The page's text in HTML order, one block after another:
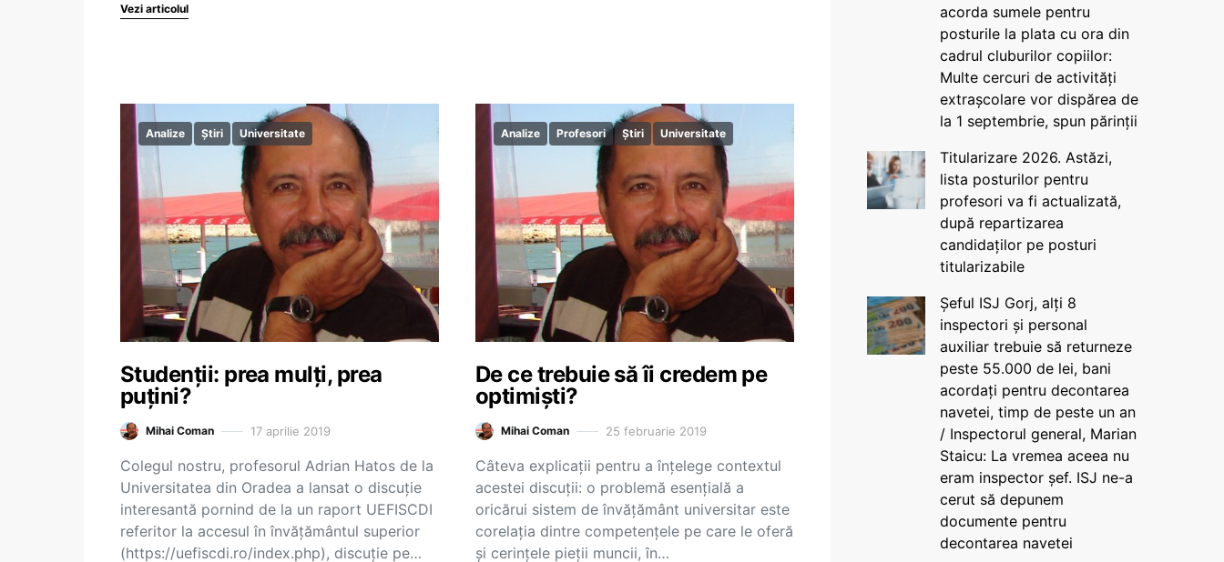
Vezi articolul
Analize Știri Universitate
Studenții: prea mulți, prea
puțini?
Mihai Coman 17 aprilie 2019
Colegul nostru, profesorul Adrian Hatos de la
Universitatea din Oradea a lansat o discuție
interesantă pornind de la un raport UEFISCDI
referitor la accesul în învățământul superior
(https://uefiscdi.ro/index.php), discuție pe…
Analize Profesori Știri Universitate
De ce trebuie să îi credem pe
optimiști?
Mihai Coman 25 februarie 2019
Câteva explicații pentru a înțelege contextul
acestei discuții: o problemă esențială a
oricărui sistem de învățământ universitar este
corelația dintre competențele pe care le oferă
și cerințele pieții muncii, în…
acorda sumele pentru
posturile la plata cu ora din
cadrul cluburilor copiilor:
Multe cercuri de activități
extrașcolare vor dispărea de
la 1 septembrie, spun părinții
Titularizare 2026. Astăzi,
lista posturilor pentru
profesori va fi actualizată,
după repartizarea
candidaților pe posturi
titularizabile
Șeful ISJ Gorj, alți 8
inspectori și personal
auxiliar trebuie să returneze
peste 55.000 de lei, bani
acordați pentru decontarea
navetei, timp de peste un an
/ Inspectorul general, Marian
Staicu: La vremea aceea nu
eram inspector șef. ISJ ne-a
cerut să depunem
documente pentru
decontarea navetei